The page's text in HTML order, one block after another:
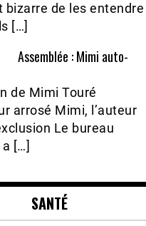
bizarre de les entendre
[…]
Assemblée : Mimi auto-
de Mimi Touré
arrosé Mimi, l’auteur
Le bureau
[…]
SANTÉ